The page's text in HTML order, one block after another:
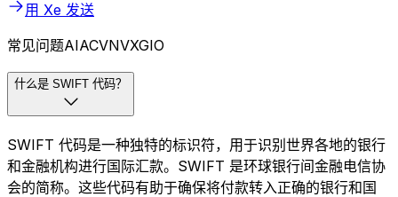
用 Xe 发送
常见问题AIACVNVXGIO
什么是 SWIFT 代码？
SWIFT 代码是一种独特的标识符，用于识别世界各地的银行
和金融机构进行国际汇款。SWIFT 是环球银行间金融电信协
会的简称。这些代码有助于确保将付款转入正确的银行和国